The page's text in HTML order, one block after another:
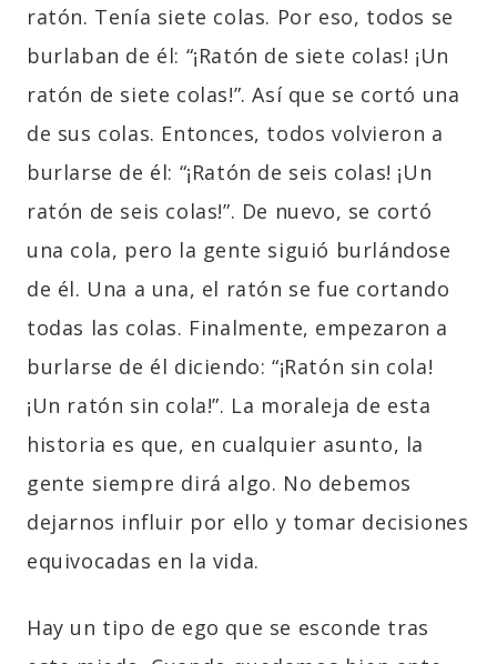
ratón. Tenía siete colas. Por eso, todos se
burlaban de él: “¡Ratón de siete colas! ¡Un
ratón de siete colas!”. Así que se cortó una
de sus colas. Entonces, todos volvieron a
burlarse de él: “¡Ratón de seis colas! ¡Un
ratón de seis colas!”. De nuevo, se cortó
una cola, pero la gente siguió burlándose
de él. Una a una, el ratón se fue cortando
todas las colas. Finalmente, empezaron a
burlarse de él diciendo: “¡Ratón sin cola!
¡Un ratón sin cola!”. La moraleja de esta
historia es que, en cualquier asunto, la
gente siempre dirá algo. No debemos
dejarnos influir por ello y tomar decisiones
equivocadas en la vida.
Hay un tipo de ego que se esconde tras